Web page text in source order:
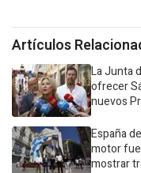
Artículos
La Junta
ofrecer
nuevos
España
motor
mostrar